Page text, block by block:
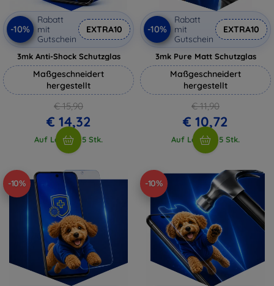
-10%
Rabatt
mit
Gutschein
EXTRA10
3mk Anti-Shock Schutzglas
Maßgeschneidert
hergestellt
€ 15,90
€ 14,32
Auf Lager > 5 Stk.
-10%
Rabatt
mit
Gutschein
EXTRA10
3mk Pure Matt Schutzglas
Maßgeschneidert
hergestellt
€ 11,90
€ 10,72
Auf Lager > 5 Stk.
-10% -10%